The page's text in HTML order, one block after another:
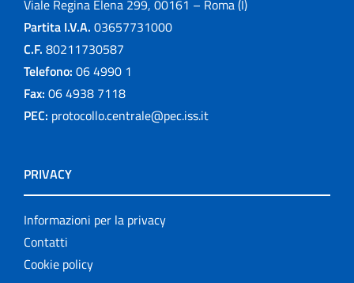
Viale Regina Elena 299, 00161 – Roma (I)
Partita I.V.A. 03657731000
C.F. 80211730587
Telefono: 06 4990 1
Fax: 06 4938 7118
PEC: protocollo.centrale@pec.iss.it
PRIVACY
Informazioni per la privacy
Contatti
Cookie policy